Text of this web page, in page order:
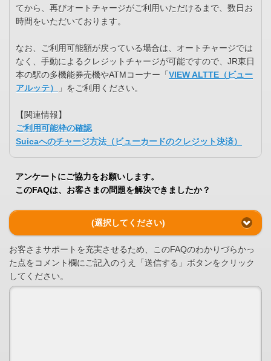
てから、再びオートチャージがご利用いただけるまで、数日お
時間をいただいております。
なお、ご利用可能額が戻っている場合は、オートチャージでは
なく、手動によるクレジットチャージが可能ですので、JR東日
本の駅の多機能券売機やATMコーナー「 VIEW ALTTE（ビュー
アルッテ）
」をご利用ください。
【関連情報】
ご利用可能枠の確認
Suicaへのチャージ方法（ビューカードのクレジット決済）
アンケートにご協力をお願いします。
このFAQは、お客さまの問題を解決できましたか？
(選択してください)
お客さまサポートを充実させるため、このFAQのわかりづらかっ
た点をコメント欄にご記入のうえ「送信する」ボタンをクリック
してください。